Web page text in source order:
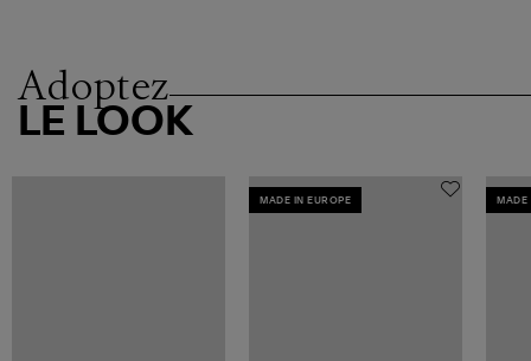
Adoptez
LE LOOK
MADE IN EUROPE MADE